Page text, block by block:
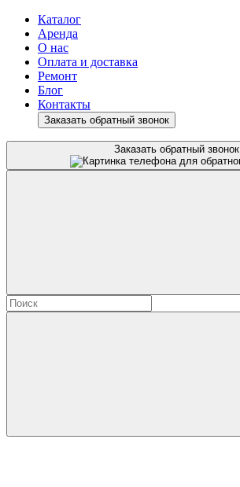
Каталог
Аренда
О нас
Оплата и доставка
Ремонт
Блог
Контакты
Заказать обратный звонок
Заказать обратный звонок